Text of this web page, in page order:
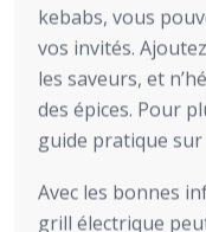
kebabs, vous
vos invités.
les saveurs, et
des épices. Pour
guide pratique sur
Avec les bonnes
grill électrique